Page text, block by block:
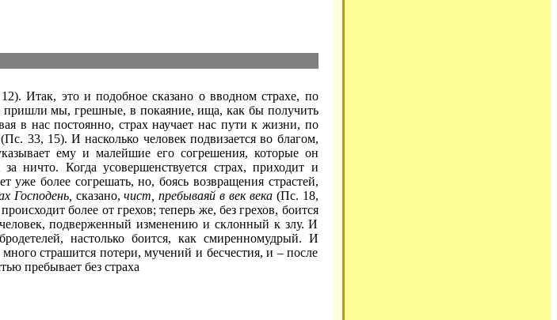
Итак, это и подобное сказано о вводном страхе, по
пришли мы, грешные, в покаяние, ища, как бы получить
в нас постоянно, страх научает нас пути к жизни, по
(Пс. 33, 15). И насколько человек подвизается во благом,
ему и малейшие его согрешения, которые он
ничто. Когда усовершенствуется страх, приходит и
уже более согрешать, но, боясь возвращения страстей,
Господень, сказано,чист, пребываяй в век века(Пс. 18,
более от грехов; теперь же, без грехов, боится
подверженный изменению и склонный к злу. И
настолько боится, как смиренномудрый. И
страшится потери, мучений и бесчестия, и – после
пребывает без страха